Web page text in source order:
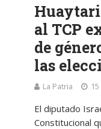
al TCP
de
las
La Patria
El diputado
Constitucional